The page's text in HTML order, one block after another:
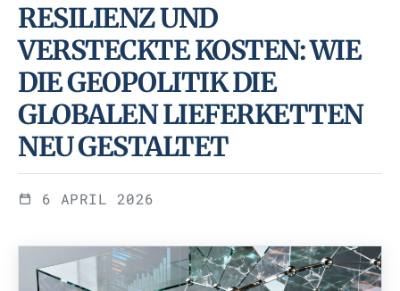
RESILIENZ UND
VERSTECKTE KOSTEN: WIE
DIE GEOPOLITIK DIE
GLOBALEN LIEFERKETTEN
NEU GESTALTET
6 APRIL 2026